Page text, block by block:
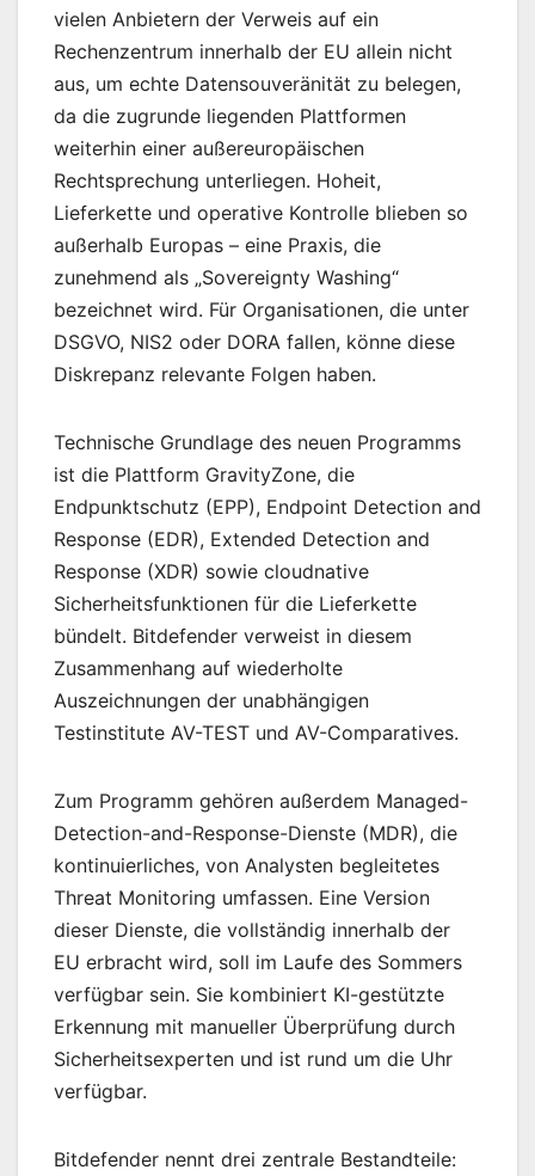
vielen Anbietern der Verweis auf ein
Rechenzentrum innerhalb der EU allein nicht
aus, um echte Datensouveränität zu belegen,
da die zugrunde liegenden Plattformen
weiterhin einer außereuropäischen
Rechtsprechung unterliegen. Hoheit,
Lieferkette und operative Kontrolle blieben so
außerhalb Europas – eine Praxis, die
zunehmend als „Sovereignty Washing“
bezeichnet wird. Für Organisationen, die unter
DSGVO, NIS2 oder DORA fallen, könne diese
Diskrepanz relevante Folgen haben.
Technische Grundlage des neuen Programms
ist die Plattform GravityZone, die
Endpunktschutz (EPP), Endpoint Detection and
Response (EDR), Extended Detection and
Response (XDR) sowie cloudnative
Sicherheitsfunktionen für die Lieferkette
bündelt. Bitdefender verweist in diesem
Zusammenhang auf wiederholte
Auszeichnungen der unabhängigen
Testinstitute AV-TEST und AV-Comparatives.
Zum Programm gehören außerdem Managed-
Detection-and-Response-Dienste (MDR), die
kontinuierliches, von Analysten begleitetes
Threat Monitoring umfassen. Eine Version
dieser Dienste, die vollständig innerhalb der
EU erbracht wird, soll im Laufe des Sommers
verfügbar sein. Sie kombiniert KI-gestützte
Erkennung mit manueller Überprüfung durch
Sicherheitsexperten und ist rund um die Uhr
verfügbar.
Bitdefender nennt drei zentrale Bestandteile: